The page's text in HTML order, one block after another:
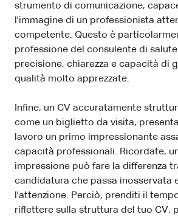
strumento di comunicazione,
l'immagine di un professionista
competente. Questo è
professione del consulente di
precisione, chiarezza e capacità di
qualità molto apprezzate.
Infine, un CV accuratamente
come un biglietto da visita,
lavoro un primo impressionante
capacità professionali. Ricordate,
impressione può fare la differenza
candidatura che passa inosservata
l'attenzione. Perciò, prenditi il
riflettere sulla struttura del tuo CV,